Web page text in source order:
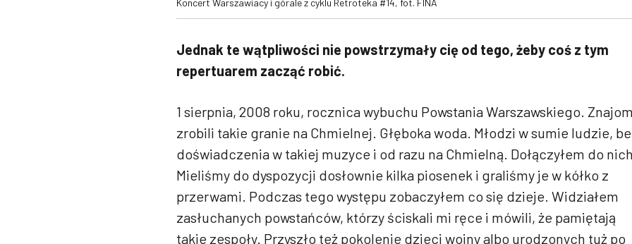
Koncert Warszawiacy i górale z cyklu Retroteka #14, fot. FINA
Jednak te wątpliwości nie powstrzymały cię od tego, żeby coś z tym
repertuarem zacząć robić.
1 sierpnia, 2008 roku, rocznica wybuchu Powstania Warszawskiego.
zrobili takie granie na Chmielnej. Głęboka woda. Młodzi w sumie ludzie,
doświadczenia w takiej muzyce i od razu na Chmielną. Dołączyłem do
Mieliśmy do dyspozycji dosłownie kilka piosenek i graliśmy je w kółko z
przerwami. Podczas tego występu zobaczyłem co się dzieje. Widziałem
zasłuchanych powstańców, którzy ściskali mi ręce i mówili, że pamiętają
takie zespoły. Przyszło też pokolenie dzieci wojny albo urodzonych tuż po